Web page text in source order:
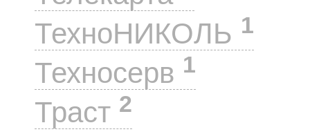
ТехноНИКОЛЬ 1
Техносерв 1
Траст 2